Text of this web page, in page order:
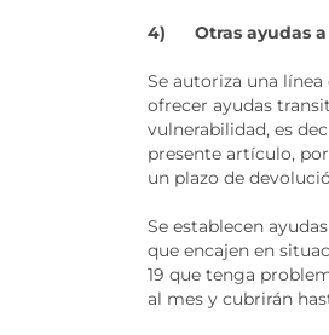
4) Otras ayudas a
Se autoriza una
ofrecer ayudas
vulnerabilidad, es
presente artículo,
un plazo de
Se establecen
que encajen en
19 que tenga
al mes y cubrirán